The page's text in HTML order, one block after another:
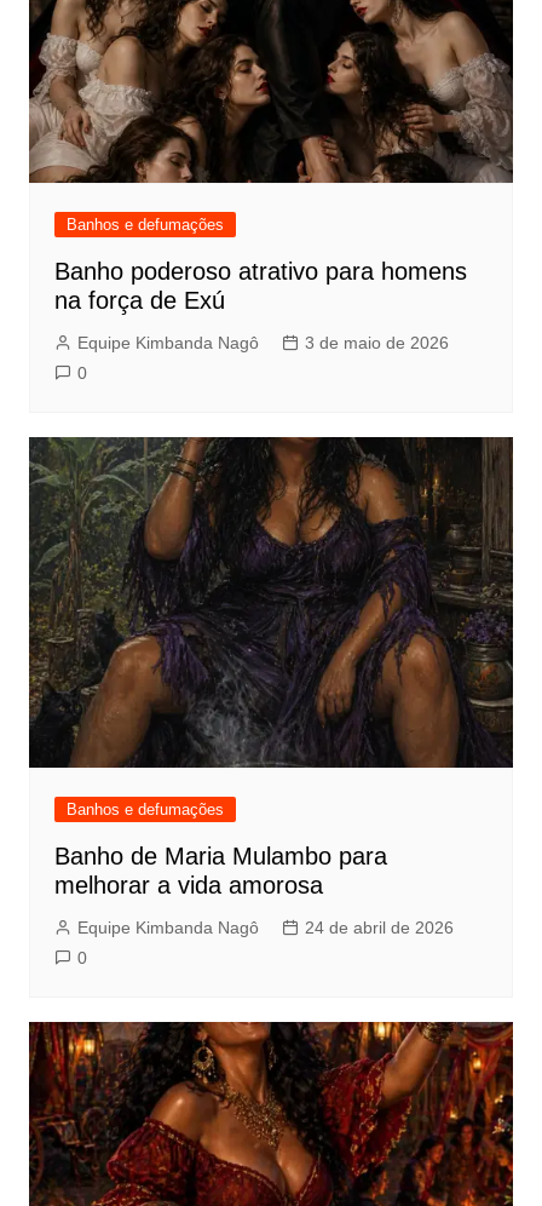
Banhos e defumações
Banho poderoso atrativo para homens
na força de Exú
Equipe Kimbanda Nagô
3 de maio de 2026
0
Banhos e defumações
Banho de Maria Mulambo para
melhorar a vida amorosa
Equipe Kimbanda Nagô
24 de abril de 2026
0